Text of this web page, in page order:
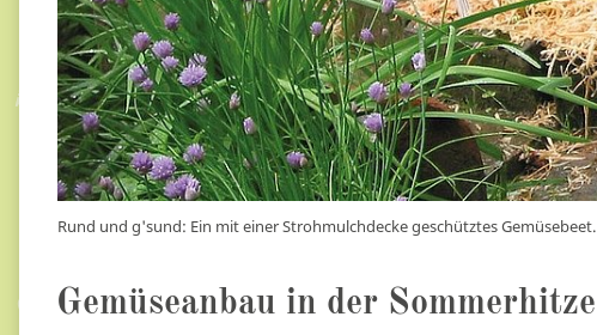
Rund und g'sund: Ein mit einer Strohmulchdecke geschütztes Gemüsebeet.
Gemüseanbau in der Sommerhitze